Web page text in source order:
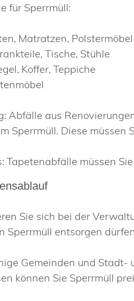
für Sperrmüll:
Matratzen, Polstermöbel
Tische, Stühle
Koffer, Teppiche
Abfälle aus
Sperrmüll. Diese
Tapetenabfälle müssen
Sie sich bei der
Sperrmüll entsorgen
Gemeinden und Stadt-
können Sie Sperrmüll